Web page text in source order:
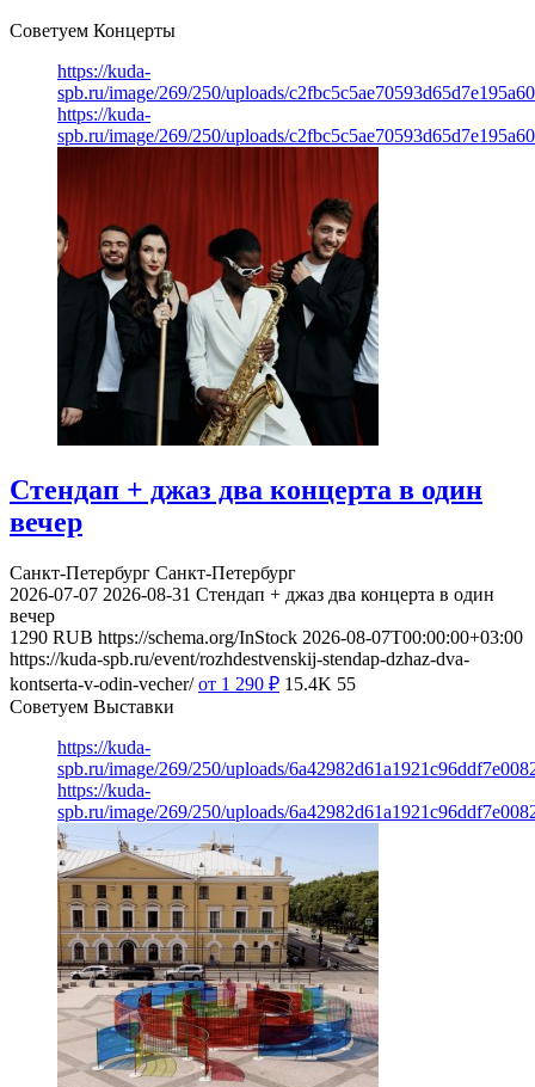
Советуем Концерты
https://kuda-
spb.ru/image/269/250/uploads/
https://kuda-
spb.ru/image/269/250/uploads/
Стендап + джаз два концерта в один
вечер
Санкт-Петербург Санкт-Петербург
2026-07-07 2026-08-31 Стендап + джаз два концерта в один
вечер
1290 RUB https://schema.org/InStock 2026-08-07T00:00:00+03:00
https://kuda-spb.ru/event/rozhdestvenskij-stendap-dzhaz-dva-
kontserta-v-odin-vecher/ от 1 290 ₽ 15.4K 55
Советуем Выставки
https://kuda-
spb.ru/image/269/250/uploads/
https://kuda-
spb.ru/image/269/250/uploads/